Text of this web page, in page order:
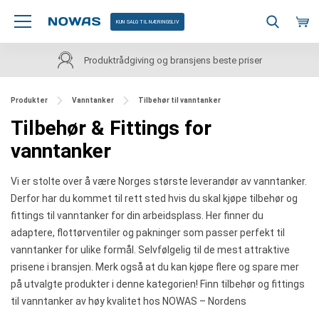
KUN SALG TIL NÆRINGSLIV
Kundeservice på norsk
Produkter Vanntanker Tilbehør til vanntanker
Tilbehør & Fittings for
vanntanker
Vi er stolte over å være Norges største leverandør av vanntanker.
Derfor har du kommet til rett sted hvis du skal kjøpe tilbehør og
fittings til vanntanker for din arbeidsplass. Her finner du
adaptere, flottørventiler og pakninger som passer perfekt til
vanntanker for ulike formål. Selvfølgelig til de mest attraktive
prisene i bransjen. Merk også at du kan kjøpe flere og spare mer
på utvalgte produkter i denne kategorien! Finn tilbehør og fittings
til vanntanker av høy kvalitet hos NOWAS – Nordens